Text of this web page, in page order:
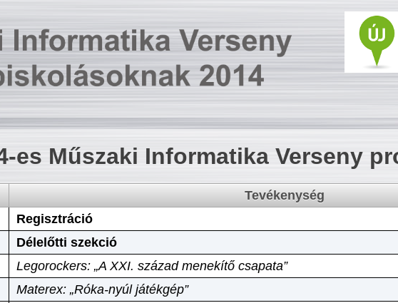
es Műszaki Informatika Verseny
Tevékenység
Regisztráció
Délelőtti szekció
Legorockers: „A XXI. század menekítő csapata”
Materex: „Róka-nyúl játékgép”